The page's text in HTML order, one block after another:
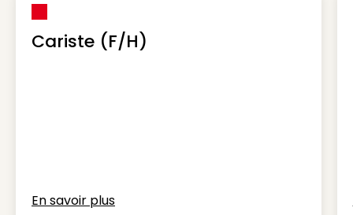
Cariste (F/H)
En savoir plus